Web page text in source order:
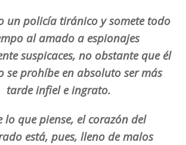
un policía tiránico y somete todo
al amado a espionajes
suspicaces, no obstante que él
se prohíbe en absoluto ser más
tarde infiel e ingrato.
lo que piense, el corazón del
está, pues, lleno de malos